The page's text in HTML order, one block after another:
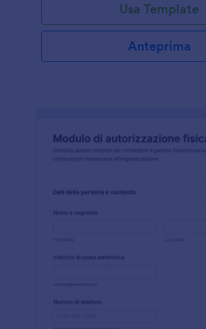
Usa Template
Anteprima